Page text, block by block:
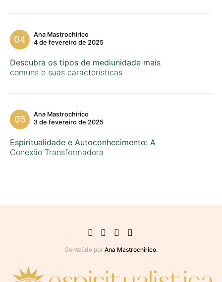
Ana Mastrochirico
4 de fevereiro de 2025
Descubra os tipos de mediunidade mais
comuns e suas características
Ana Mastrochirico
3 de fevereiro de 2025
Espiritualidade e Autoconhecimento: A
Conexão Transformadora
Conteúdo por Ana Mastrochirico.